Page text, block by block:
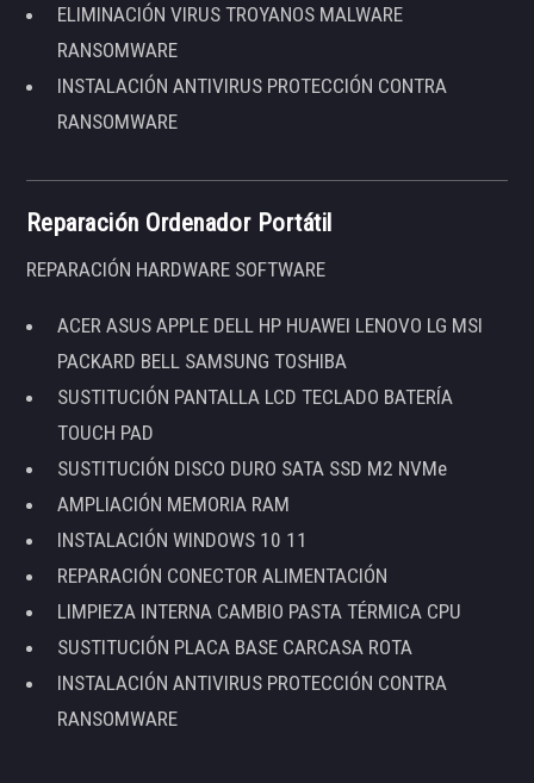
ELIMINACIÓN VIRUS TROYANOS MALWARE
RANSOMWARE
INSTALACIÓN ANTIVIRUS PROTECCIÓN CONTRA
RANSOMWARE
Reparación Ordenador Portátil
REPARACIÓN HARDWARE SOFTWARE
ACER ASUS APPLE DELL HP HUAWEI LENOVO LG MSI
PACKARD BELL SAMSUNG TOSHIBA
SUSTITUCIÓN PANTALLA LCD TECLADO BATERÍA
TOUCH PAD
SUSTITUCIÓN DISCO DURO SATA SSD M2 NVMe
AMPLIACIÓN MEMORIA RAM
INSTALACIÓN WINDOWS 10 11
REPARACIÓN CONECTOR ALIMENTACIÓN
LIMPIEZA INTERNA CAMBIO PASTA TÉRMICA CPU
SUSTITUCIÓN PLACA BASE CARCASA ROTA
INSTALACIÓN ANTIVIRUS PROTECCIÓN CONTRA
RANSOMWARE